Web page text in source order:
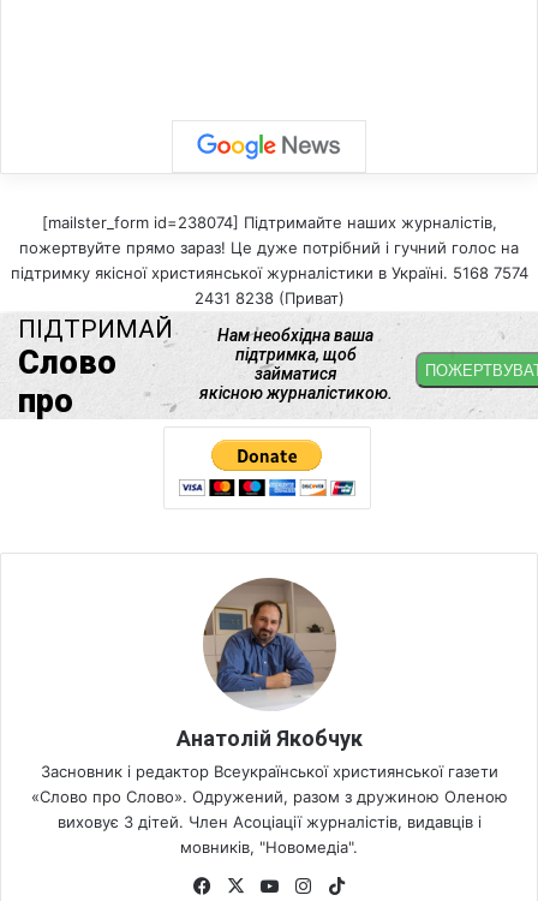
[mailster_form id=238074] Підтримайте наших журналістів,
пожертвуйте прямо зараз! Це дуже потрібний і гучний голос на
підтримку якісної християнської журналістики в Україні. 5168 7574
2431 8238 (Приват)
Анатолій Якобчук
Засновник і редактор Всеукраїнської християнської газети
«Слово про Слово». Одружений, разом з дружиною Оленою
виховує 3 дітей. Член Асоціації журналістів, видавців і
мовників, "Новомедіа".
Fa X Yo Ins